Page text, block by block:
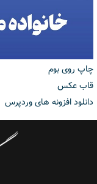
چاپ روی بوم
قاب عکس
دانلود افزونه های وردپرس